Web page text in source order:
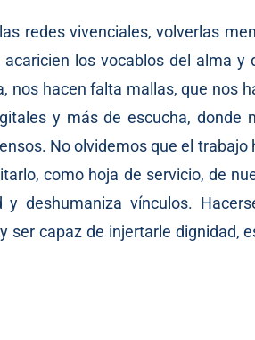
redes vivenciales, volverlas
los vocablos del alma y
nos hacen falta mallas, que nos
y más de escucha, donde
No olvidemos que el trabajo
como hoja de servicio, de
deshumaniza vínculos.
ser capaz de injertarle dignidad,